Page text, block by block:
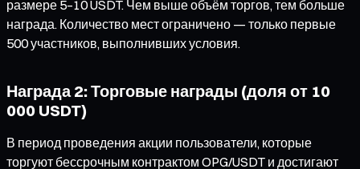
размере 5–10 USDT. Чем выше объём торгов, тем больше
награда. Количество мест ограничено — только первые
500 участников, выполнивших условия.
Награда 2: Торговые награды (доля от 10
000 USDT)
В период проведения акции пользователи, которые
торгуют бессрочным контрактом OPG/USDT и достигают